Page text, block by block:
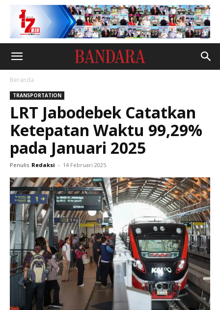
Beranda
TRANSPORTATION
LRT Jabodebek Catatkan
Ketepatan Waktu 99,29%
pada Januari 2025
Penulis Redaksi - 14 Februari 2025